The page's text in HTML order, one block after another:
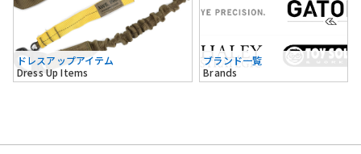
ドレスアップアイテム
Dress Up Items
ブランド一覧
Brands